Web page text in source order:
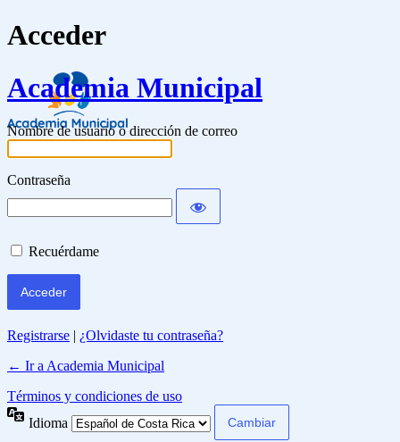
Acceder
Academia Municipal
Nombre de usuario o dirección de correo
Contraseña
Recuérdame
Registrarse | ¿Olvidaste tu contraseña?
← Ir a Academia Municipal
Términos y condiciones de uso
Idioma